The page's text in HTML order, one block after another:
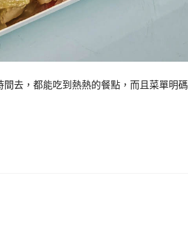
去，都能吃到熱熱的餐點，而且菜單明碼